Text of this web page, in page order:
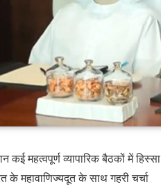
महत्वपूर्ण व्यापारिक बैठकों में हिस्सा
के महावाणिज्यदूत के साथ गहरी चर्चा